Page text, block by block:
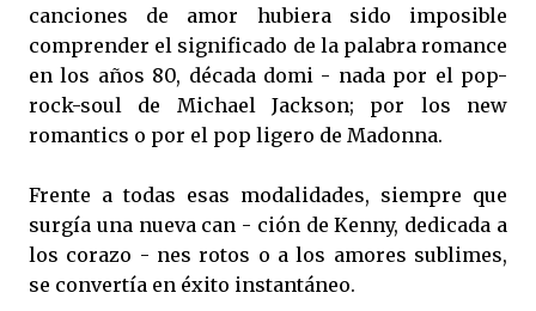
canciones de amor hubiera sido imposible
comprender el significado de la palabra romance
en los años 80, década domi - nada por el pop-
rock-soul de Michael Jackson; por los new
romantics o por el pop ligero de Madonna.
Frente a todas esas modalidades, siempre que
surgía una nueva can - ción de Kenny, dedicada a
los corazo - nes rotos o a los amores sublimes,
se convertía en éxito instantáneo.